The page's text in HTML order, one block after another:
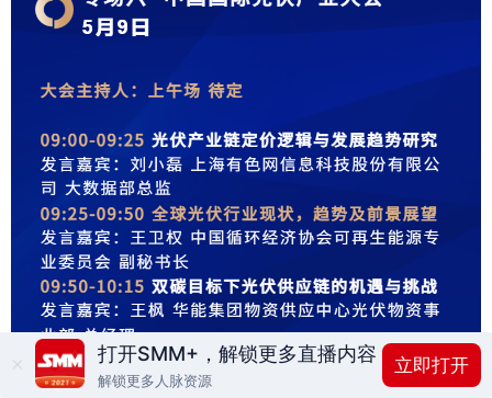
打开SMM+，解锁更多直播内容
解锁更多人脉资源
立即打开